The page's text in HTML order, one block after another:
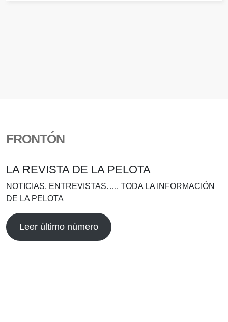
FRONTÓN
LA REVISTA DE LA PELOTA
NOTICIAS, ENTREVISTAS….. TODA LA INFORMACIÓN
DE LA PELOTA
Leer último número